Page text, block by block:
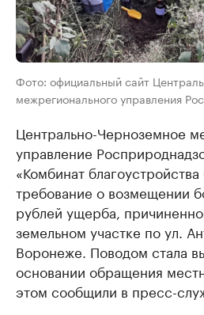
Фото: официальный сайт
межрегионального управления
Центрально-Черноземное
управление
«Комбинат
требование о возмещении
рублей ущерба,
земельном участке по ул.
Воронеже. Поводом стала
основании обращения
этом сообщили в пресс-